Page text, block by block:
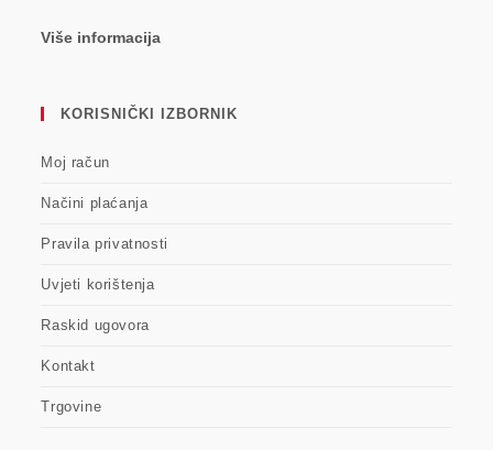
Više informacija
KORISNIČKI IZBORNIK
Moj račun
Načini plaćanja
Pravila privatnosti
Uvjeti korištenja
Raskid ugovora
Kontakt
Trgovine